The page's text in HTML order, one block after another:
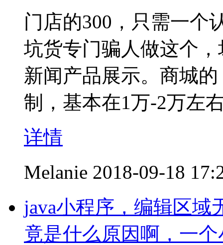
门店的300，只需一个
坑货专门骗人做这个
新闻产品展示。商城
制，基本在1万-2万左
详情
Melanie 2018-09-18
java小程序，编辑区域
竟是什么原因啊，一